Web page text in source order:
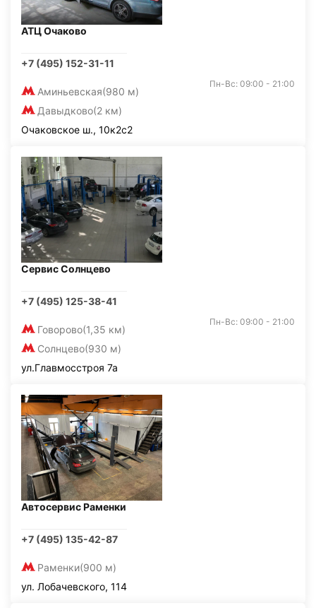
АТЦ Очаково
+7 (495) 152-31-11
Аминьевская(980 м)
Давыдково(2 км)
Пн-Вс: 09:00 - 21:00
Очаковское ш., 10к2с2
Сервис Солнцево
+7 (495) 125-38-41
Говорово(1,35 км)
Солнцево(930 м)
Пн-Вс: 09:00 - 21:00
ул.Главмосстроя 7а
Автосервис Раменки
+7 (495) 135-42-87
Раменки(900 м)
ул. Лобачевского, 114